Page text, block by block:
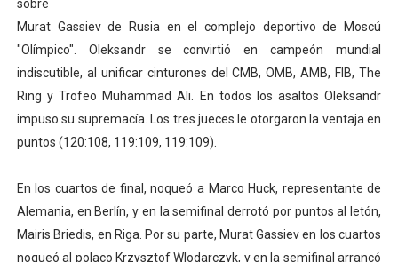
Athletes Unlimited Softball League 2026 - Las Utah
Mundial de piragüismo slalom 2026 (Oklahoma City,
Tour de Francia masculino 2026 - Tadej Pogacar
Mundial de Fórmula 1 2026 - Lando Norris consigue
Campeonato de Europa de high diving 2026 (París,
sobre
Murat Gassiev de Rusia en el complejo deportivo de Moscú
"Olímpico". Oleksandr se convirtió en campeón mundial
indiscutible, al unificar cinturones del CMB, OMB, AMB, FIB, The
Ring y Trofeo Muhammad Ali. En todos los asaltos Oleksandr
impuso su supremacía. Los tres jueces le otorgaron la ventaja en
puntos (120:108, 119:109, 119:109).
En los cuartos de final, noqueó a Marco Huck, representante de
Alemania, en Berlín, y en la semifinal derrotó por puntos al letón,
Mairis Briedis, en Riga. Por su parte, Murat Gassiev en los cuartos
noqueó al polaco Krzysztof Wlodarczyk, y en la semifinal arrancó